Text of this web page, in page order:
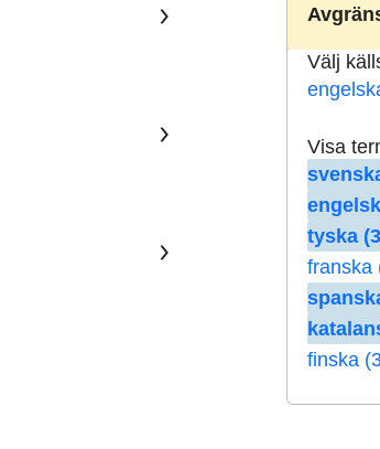
Välj
Visa
tyska
franska
finska